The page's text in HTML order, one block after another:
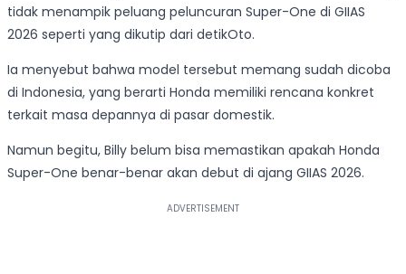
tidak menampik peluang peluncuran Super-One di GIIAS
2026 seperti yang dikutip dari detikOto.
Ia menyebut bahwa model tersebut memang sudah dicoba
di Indonesia, yang berarti Honda memiliki rencana konkret
terkait masa depannya di pasar domestik.
Namun begitu, Billy belum bisa memastikan apakah Honda
Super-One benar-benar akan debut di ajang GIIAS 2026.